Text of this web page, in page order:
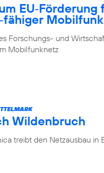
EU‑Förderung
Forschungs- und
Mobilfunknetz
Wildenbruch
treibt den Netzausbau in